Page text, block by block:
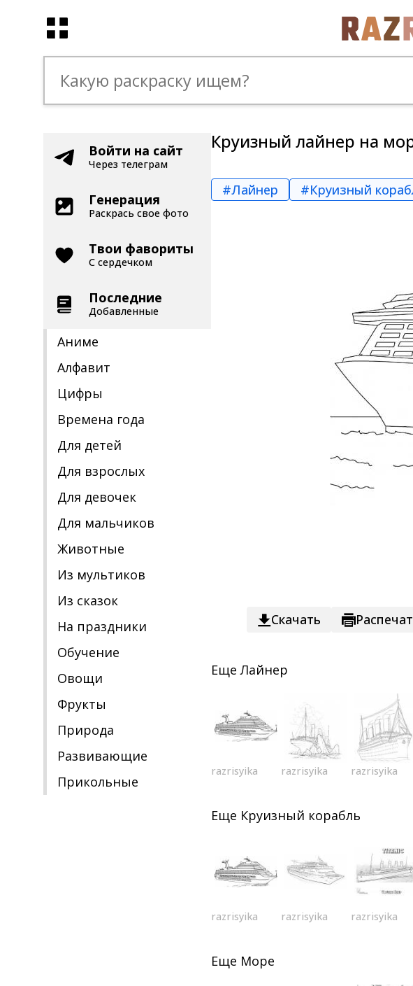
Войти на сайт
Через телеграм
Генерация
Раскрась свое фото
Твои фавориты
С сердечком
Последние
Добавленные
Аниме
Алфавит
Цифры
Времена года
Для детей
Для взрослых
Для девочек
Для мальчиков
Животные
Из мультиков
Из сказок
На праздники
Обучение
Овощи
Фрукты
Природа
Развивающие
Прикольные
Круизный лайнер на
#Лайнер #Круизный
Скачать
ЕщеЛайнер
razrisyika razrisyika razrisyika
Еще Круизный корабль
razrisyika razrisyika razrisyika
Еще Море